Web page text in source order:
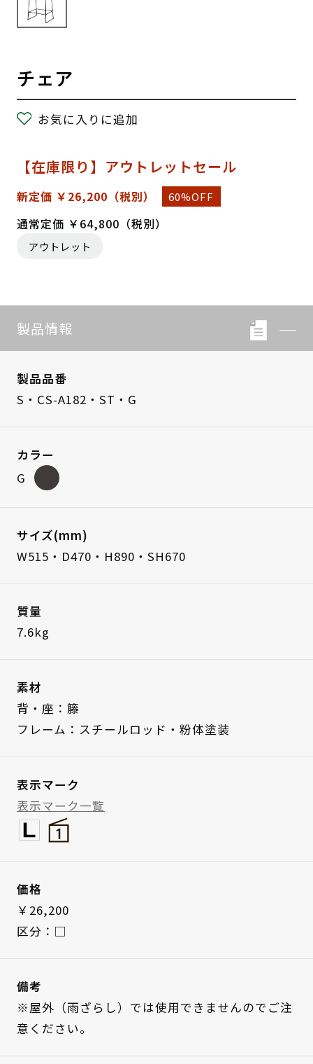
チェア
お気に入りに追加
【在庫限り】アウトレットセール
新定価 ￥26,200 （税別） 60%OFF
通常定価 ￥64,800（税別）
アウトレット
製品情報
製品品番
S・CS-A182・ST・G
カラー
G
サイズ(mm)
W515・D470・H890・SH670
質量
7.6kg
素材
背・座：籐
フレーム：スチールロッド・粉体塗装
表示マーク
表示マーク一覧
価格
￥26,200
区分：□
備考
※屋外（雨ざらし）では使用できませんのでご注
意ください。